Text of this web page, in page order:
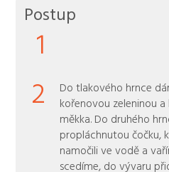
Postup
1
2
Do tlakového hrnce
kořenovou zeleninou
měkka. Do druhého
propláchnutou čočku,
namočili ve vodě a
scedíme, do vývaru